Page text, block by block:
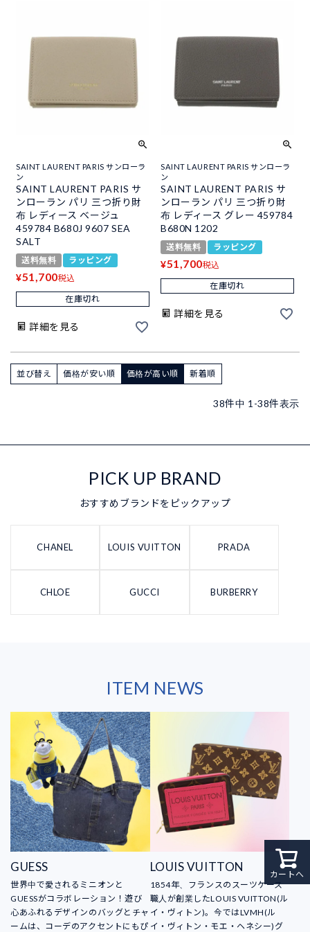
SAINT LAURENT PARIS サンローラ
ン
SAINT LAURENT PARIS サ
ンローラン パリ 三つ折り財
布 レディース ベージュ
459784 B680J 9607 SEA
SALT
送料無料 ラッピング
¥51,700税込
在庫切れ
詳細を見る
SAINT LAURENT PARIS サンローラ
ン
SAINT LAURENT PARIS サ
ンローラン パリ 三つ折り財
布 レディース グレー 459784
B680N 1202
送料無料 ラッピング
¥51,700税込
在庫切れ
詳細を見る
並び替え 価格が安い順 価格が高い順 新着順
38件中 1 -38件表示
PICK UP BRAND
おすすめブランドをピックアップ
CHANEL LOUIS VUITTON PRADA
CHLOE GUCCI BURBERRY
ITEM NEWS
GUESS
世界中で愛されるミニオンと
GUESSがコラボレーション！遊び
心あふれるデザインのバッグとチャ
ームは、コーデのアクセントにもぴ
LOUIS VUITTON
1854年、フランスのスーツケース
職人が創業したLOUIS VUITTON(ル
イ・ヴィトン)。今ではLVMH(ル
イ・ヴィトン・モエ・ヘネシー)グ
カートへ